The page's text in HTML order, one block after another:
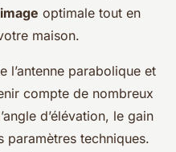
optimale tout en
maison.
l’antenne parabolique et
compte de nombreux
d’élévation, le gain
paramètres techniques.